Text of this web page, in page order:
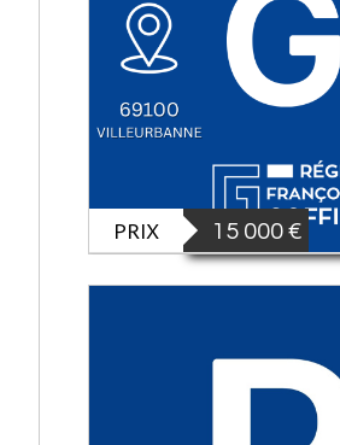
PRIX 15 000 €